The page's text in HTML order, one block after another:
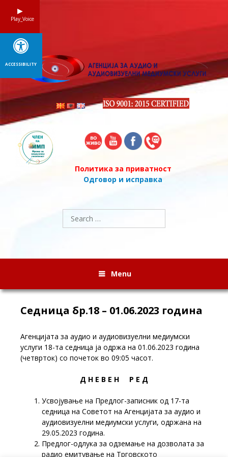
Политика за приватност
Одговор и исправка
Search
for:
Menu
Седница бр.18 – 01.06.2023 година
Агенцијата за аудио и аудиовизуелни медиумски
услуги 18-та седница ја одржа на 01.06.2023 година
(четврток) со почеток во 09:05 часот.
Д Н Е В Е Н Р Е Д
Усвојување на Предлог-записник од 17-та
седница на Советот на Агенцијата за аудио и
аудиовизуелни медиумски услуги, одржана на
29.05.2023 година.
Предлог-одлука за одземање на дозволата за
радио емитување на Трговското
Play_Voice
ACCESSIBILITY